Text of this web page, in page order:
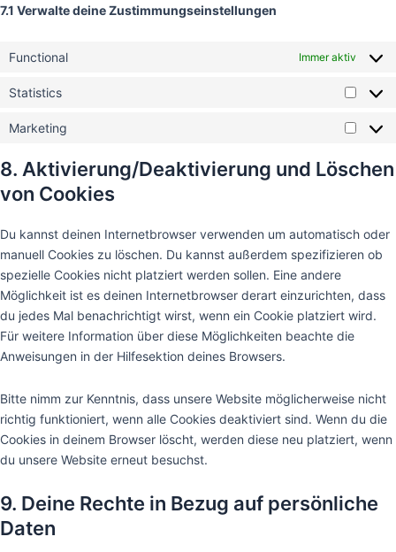
7.1 Verwalte deine Zustimmungseinstellungen
Functional Immer aktiv
Statistics
Marketing
8. Aktivierung/Deaktivierung und Löschen
von Cookies
Du kannst deinen Internetbrowser verwenden um automatisch oder
manuell Cookies zu löschen. Du kannst außerdem spezifizieren ob
spezielle Cookies nicht platziert werden sollen. Eine andere
Möglichkeit ist es deinen Internetbrowser derart einzurichten, dass
du jedes Mal benachrichtigt wirst, wenn ein Cookie platziert wird.
Für weitere Information über diese Möglichkeiten beachte die
Anweisungen in der Hilfesektion deines Browsers.
Bitte nimm zur Kenntnis, dass unsere Website möglicherweise nicht
richtig funktioniert, wenn alle Cookies deaktiviert sind. Wenn du die
Cookies in deinem Browser löscht, werden diese neu platziert, wenn
du unsere Website erneut besuchst.
9. Deine Rechte in Bezug auf persönliche
Daten